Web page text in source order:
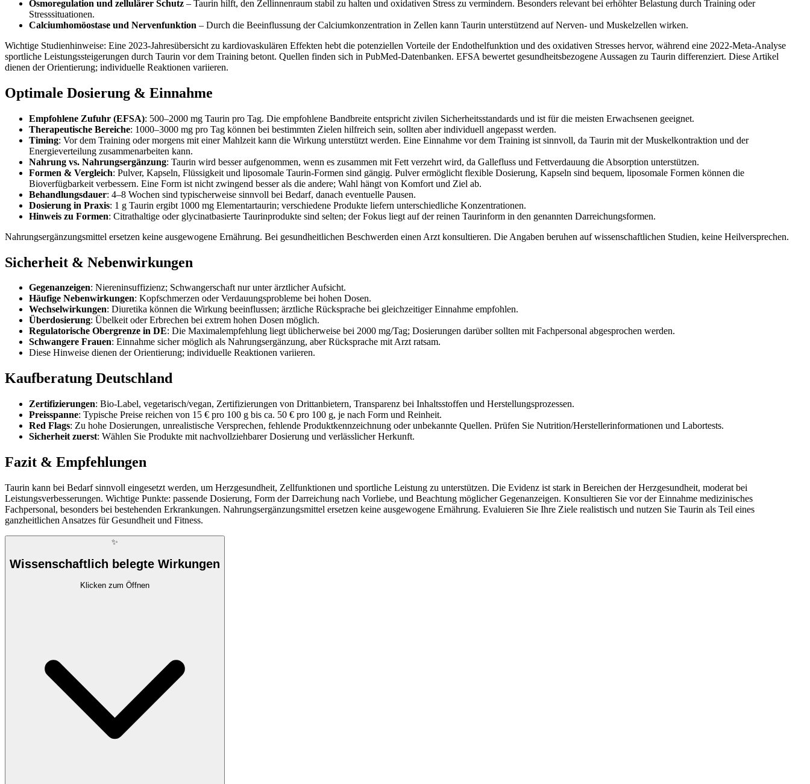
Osmoregulation und zellulärer Schutz – Taurin hilft, den Zellinnenraum stabil zu halten und oxidativen Stress zu vermindern. Besonders relevant bei erhöhter Belastung durch Training oder
Stresssituationen.
Calciumhomöostase und Nervenfunktion – Durch die Beeinflussung der Calciumkonzentration in Zellen kann Taurin unterstützend auf Nerven- und Muskelzellen wirken.
Wichtige Studienhinweise: Eine 2023‑Jahresübersicht zu kardiovaskulären Effekten hebt die potenziellen Vorteile der Endothelfunktion und des oxidativen Stresses hervor, während eine 2022‑Meta‑Analyse
sportliche Leistungssteigerungen durch Taurin vor dem Training betont. Quellen finden sich in PubMed‑Datenbanken. EFSA bewertet gesundheitsbezogene Aussagen zu Taurin differenziert. Diese Artikel
dienen der Orientierung; individuelle Reaktionen variieren.
Optimale Dosierung & Einnahme
Empfohlene Zufuhr (EFSA): 500–2000 mg Taurin pro Tag. Die empfohlene Bandbreite entspricht zivilen Sicherheitsstandards und ist für die meisten Erwachsenen geeignet.
Therapeutische Bereiche: 1000–3000 mg pro Tag können bei bestimmten Zielen hilfreich sein, sollten aber individuell angepasst werden.
Timing: Vor dem Training oder morgens mit einer Mahlzeit kann die Wirkung unterstützt werden. Eine Einnahme vor dem Training ist sinnvoll, da Taurin mit der Muskelkontraktion und der
Energieverteilung zusammenarbeiten kann.
Nahrung vs. Nahrungsergänzung: Taurin wird besser aufgenommen, wenn es zusammen mit Fett verzehrt wird, da Gallefluss und Fettverdauung die Absorption unterstützen.
Formen & Vergleich: Pulver, Kapseln, Flüssigkeit und liposomale Taurin‑Formen sind gängig. Pulver ermöglicht flexible Dosierung, Kapseln sind bequem, liposomale Formen können die
Bioverfügbarkeit verbessern. Eine Form ist nicht zwingend besser als die andere; Wahl hängt von Komfort und Ziel ab.
Behandlungsdauer: 4–8 Wochen sind typischerweise sinnvoll bei Bedarf, danach eventuelle Pausen.
Dosierung in Praxis: 1 g Taurin ergibt 1000 mg Elementartaurin; verschiedene Produkte liefern unterschiedliche Konzentrationen.
Hinweis zu Formen: Citrathaltige oder glycinatbasierte Taurinprodukte sind selten; der Fokus liegt auf der reinen Taurinform in den genannten Darreichungsformen.
Nahrungsergänzungsmittel ersetzen keine ausgewogene Ernährung. Bei gesundheitlichen Beschwerden einen Arzt konsultieren. Die Angaben beruhen auf wissenschaftlichen Studien, keine Heilversprechen.
Sicherheit & Nebenwirkungen
Gegenanzeigen: Niereninsuffizienz; Schwangerschaft nur unter ärztlicher Aufsicht.
Häufige Nebenwirkungen: Kopfschmerzen oder Verdauungsprobleme bei hohen Dosen.
Wechselwirkungen: Diuretika können die Wirkung beeinflussen; ärztliche Rücksprache bei gleichzeitiger Einnahme empfohlen.
Überdosierung: Übelkeit oder Erbrechen bei extrem hohen Dosen möglich.
Regulatorische Obergrenze in DE: Die Maximalempfehlung liegt üblicherweise bei 2000 mg/Tag; Dosierungen darüber sollten mit Fachpersonal abgesprochen werden.
Schwangere Frauen: Einnahme sicher möglich als Nahrungsergänzung, aber Rücksprache mit Arzt ratsam.
Diese Hinweise dienen der Orientierung; individuelle Reaktionen variieren.
Kaufberatung Deutschland
Zertifizierungen: Bio‑Label, vegetarisch/vegan, Zertifizierungen von Drittanbietern, Transparenz bei Inhaltsstoffen und Herstellungsprozessen.
Preisspanne: Typische Preise reichen von 15 € pro 100 g bis ca. 50 € pro 100 g, je nach Form und Reinheit.
Red Flags: Zu hohe Dosierungen, unrealistische Versprechen, fehlende Produktkennzeichnung oder unbekannte Quellen. Prüfen Sie Nutrition/Herstellerinformationen und Labortests.
Sicherheit zuerst: Wählen Sie Produkte mit nachvollziehbarer Dosierung und verlässlicher Herkunft.
Fazit & Empfehlungen
Taurin kann bei Bedarf sinnvoll eingesetzt werden, um Herzgesundheit, Zellfunktionen und sportliche Leistung zu unterstützen. Die Evidenz ist stark in Bereichen der Herzgesundheit, moderat bei
Leistungsverbesserungen. Wichtige Punkte: passende Dosierung, Form der Darreichung nach Vorliebe, und Beachtung möglicher Gegenanzeigen. Konsultieren Sie vor der Einnahme medizinisches
Fachpersonal, besonders bei bestehenden Erkrankungen. Nahrungsergänzungsmittel ersetzen keine ausgewogene Ernährung. Evaluieren Sie Ihre Ziele realistisch und nutzen Sie Taurin als Teil eines
ganzheitlichen Ansatzes für Gesundheit und Fitness.
✨
Wissenschaftlich belegte Wirkungen
Klicken zum Öffnen